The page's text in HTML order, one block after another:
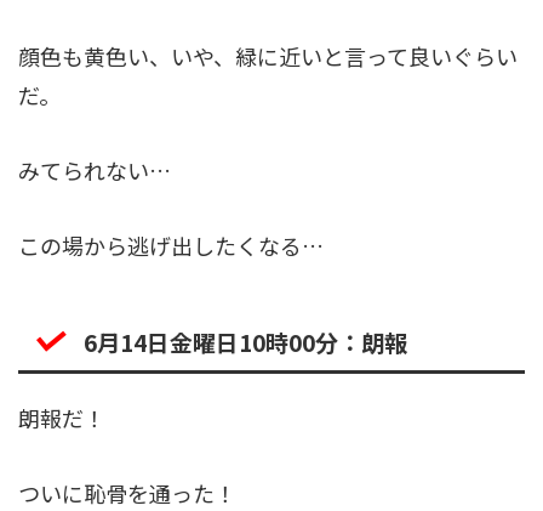
顔色も黄色い、いや、緑に近いと言って良いぐらい
だ。
みてられない…
この場から逃げ出したくなる…
6月14日金曜日10時00分：朗報
朗報だ！
ついに恥骨を通った！